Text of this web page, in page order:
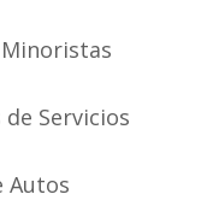
Servicios
Autos